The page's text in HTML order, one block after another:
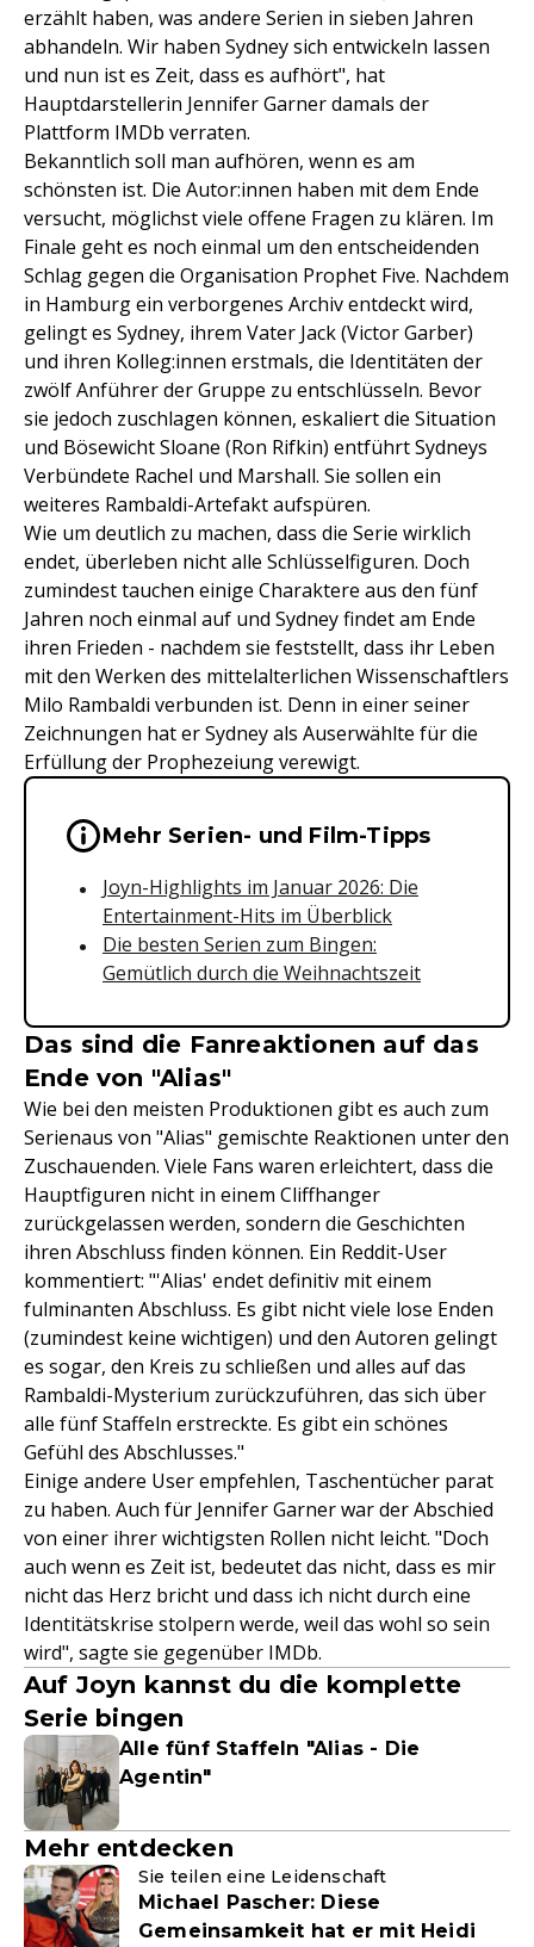
erzählt haben, was andere Serien in sieben Jahren
abhandeln. Wir haben Sydney sich entwickeln lassen
und nun ist es Zeit, dass es aufhört", hat
Hauptdarstellerin Jennifer Garner damals der
Plattform IMDb verraten.
Bekanntlich soll man aufhören, wenn es am
schönsten ist. Die Autor:innen haben mit dem Ende
versucht, möglichst viele offene Fragen zu klären. Im
Finale geht es noch einmal um den entscheidenden
Schlag gegen die Organisation Prophet Five. Nachdem
in Hamburg ein verborgenes Archiv entdeckt wird,
gelingt es Sydney, ihrem Vater Jack (Victor Garber)
und ihren Kolleg:innen erstmals, die Identitäten der
zwölf Anführer der Gruppe zu entschlüsseln. Bevor
sie jedoch zuschlagen können, eskaliert die Situation
und Bösewicht Sloane (Ron Rifkin) entführt Sydneys
Verbündete Rachel und Marshall. Sie sollen ein
weiteres Rambaldi-Artefakt aufspüren.
Wie um deutlich zu machen, dass die Serie wirklich
endet, überleben nicht alle Schlüsselfiguren. Doch
zumindest tauchen einige Charaktere aus den fünf
Jahren noch einmal auf und Sydney findet am Ende
ihren Frieden - nachdem sie feststellt, dass ihr Leben
mit den Werken des mittelalterlichen Wissenschaftlers
Milo Rambaldi verbunden ist. Denn in einer seiner
Zeichnungen hat er Sydney als Auserwählte für die
Erfüllung der Prophezeiung verewigt.
Wichtige Hinweise &
Mehr Serien- und Film-Tipps
Joyn-Highlights im Januar 2026: Die
Entertainment-Hits im Überblick
Die besten Serien zum Bingen:
Gemütlich durch die Weihnachtszeit
Das sind die Fanreaktionen auf das
Ende von "Alias"
Wie bei den meisten Produktionen gibt es auch zum
Serienaus von "Alias" gemischte Reaktionen unter den
Zuschauenden. Viele Fans waren erleichtert, dass die
Hauptfiguren nicht in einem Cliffhanger
zurückgelassen werden, sondern die Geschichten
ihren Abschluss finden können. Ein Reddit-User
kommentiert: "'Alias' endet definitiv mit einem
fulminanten Abschluss. Es gibt nicht viele lose Enden
(zumindest keine wichtigen) und den Autoren gelingt
es sogar, den Kreis zu schließen und alles auf das
Rambaldi-Mysterium zurückzuführen, das sich über
alle fünf Staffeln erstreckte. Es gibt ein schönes
Gefühl des Abschlusses."
Einige andere User empfehlen, Taschentücher parat
zu haben. Auch für Jennifer Garner war der Abschied
von einer ihrer wichtigsten Rollen nicht leicht. "Doch
auch wenn es Zeit ist, bedeutet das nicht, dass es mir
nicht das Herz bricht und dass ich nicht durch eine
Identitätskrise stolpern werde, weil das wohl so sein
wird", sagte sie gegenüber IMDb.
Auf Joyn kannst du die komplette
Serie bingen
Alle fünf Staffeln "Alias - Die
Agentin"
Mehr entdecken
Sie teilen eine Leidenschaft
Michael Pascher: Diese
Gemeinsamkeit hat er mit Heidi